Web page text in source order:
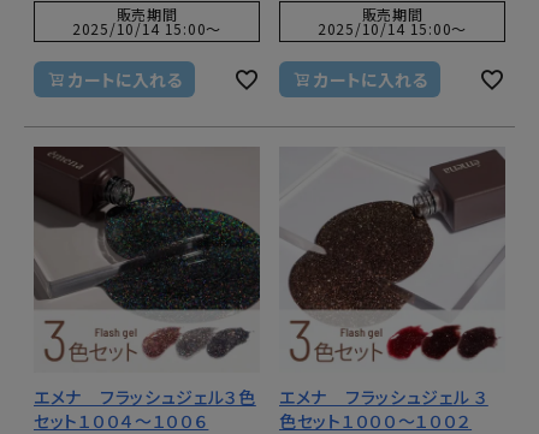
販売期間
2025/10/14 15:00〜
カートに入れる
販売期間
2025/10/14 15:00〜
カートに入れる
エメナ フラッシュジェル３色
セット１００４～１００６
エメナ フラッシュジェル ３
色セット１０００～１００２